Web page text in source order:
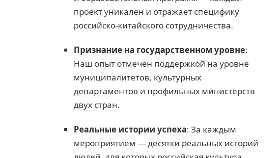
проект уникален и отражает специфику
российско-китайского сотрудничества.
Признание на государственном уровне:
Наш опыт отмечен поддержкой на уровне
муниципалитетов, культурных
департаментов и профильных министерств
двух стран.
Реальные истории успеха: За каждым
мероприятием — десятки реальных историй